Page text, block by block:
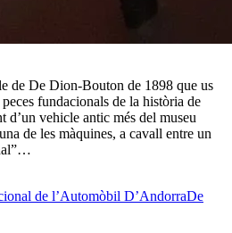
de De Dion-Bouton de 1898 que us
fundacionals de la història de
d’un vehicle antic més del museu
de les màquines, a cavall entre un
de l’Automòbil D’AndorraDe